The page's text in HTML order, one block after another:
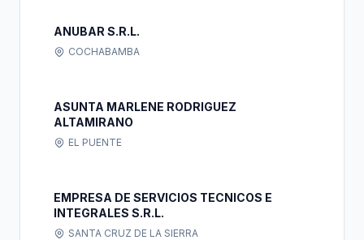
ANUBAR S.R.L.
COCHABAMBA
ASUNTA MARLENE RODRIGUEZ
ALTAMIRANO
EL PUENTE
EMPRESA DE SERVICIOS TECNICOS E
INTEGRALES S.R.L.
SANTA CRUZ DE LA SIERRA